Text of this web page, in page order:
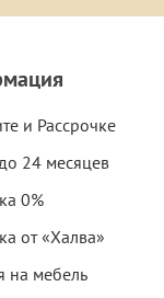
и Рассрочке
24 месяцев
0%
от «Халва»
на мебель